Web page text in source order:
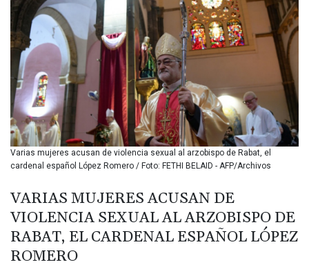
BND 1.480393
BOB 13.964198
BRL 5.891306
BSD 1.154535
BTN 109.874896
BWP 15.61488
BYN 3.418287
BYR 22586.626891
BZD 2.321974
CAD 1.615497
CDF 2604.376508
CHF 0.934643
CLP 1055.440971
CNY 7.777463
CNH 7.774433
COP 3641.932253
Varias mujeres acusan de violencia sexual al arzobispo de Rabat, el
cardenal español López Romero / Foto: FETHI BELAID - AFP/Archivos
VARIAS MUJERES ACUSAN DE
VIOLENCIA SEXUAL AL ARZOBISPO DE
RABAT, EL CARDENAL ESPAÑOL LÓPEZ
ROMERO